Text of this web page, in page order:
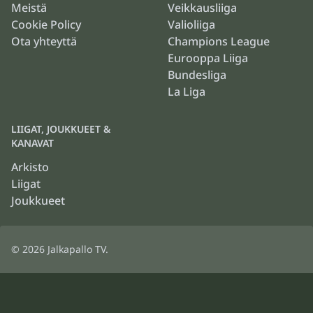
Meistä
Cookie Policy
Ota yhteyttä
Veikkausliiga
Valioliiga
Champions League
Eurooppa Liiga
Bundesliga
La Liga
LIIGAT, JOUKKUEET &
KANAVAT
Arkisto
Liigat
Joukkueet
© 2026 Jalkapallo TV.